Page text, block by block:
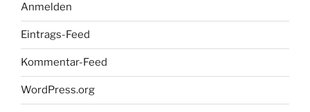
Anmelden
Eintrags-Feed
Kommentar-Feed
WordPress.org